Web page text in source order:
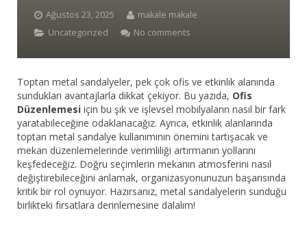
Plastik Sandalye
Dış Mekan Sandalyeler
Masalar
Ağustos 23, 2025
makale makale
Uncategorized
No comments
Toptan metal sandalyeler, pek çok ofis ve etkinlik alanında
sundukları avantajlarla dikkat çekiyor. Bu yazıda, Ofis
Düzenlemesi için bu şık ve işlevsel mobilyaların nasıl bir fark
yaratabileceğine odaklanacağız. Ayrıca, etkinlik alanlarında
toptan metal sandalye kullanımının önemini tartışacak ve
mekan düzenlemelerinde verimliliği artırmanın yollarını
keşfedeceğiz. Doğru seçimlerin mekanın atmosferini nasıl
değiştirebileceğini anlamak, organizasyonunuzun başarısında
kritik bir rol oynuyor. Hazırsanız, metal sandalyelerin sunduğu
birlikteki fırsatlara derinlemesine dalalım!